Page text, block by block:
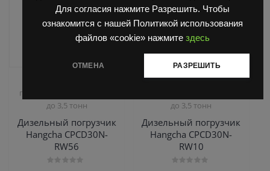
Для согласия нажмите Разрешить. Чтобы
ознакомится с нашей Политикой использования
файлов «cookie» нажмите здесь
ОТМЕНА РАЗРЕШИТЬ
погрузчики Hangcha от 3
до 3,5 тонн
Дизельный погрузчик
Hangcha CPCD30N-
RW56
Дизельные вилочные
до 3,5 тонн
Дизельный погрузчик
Hangcha CPCD30N-
RW10